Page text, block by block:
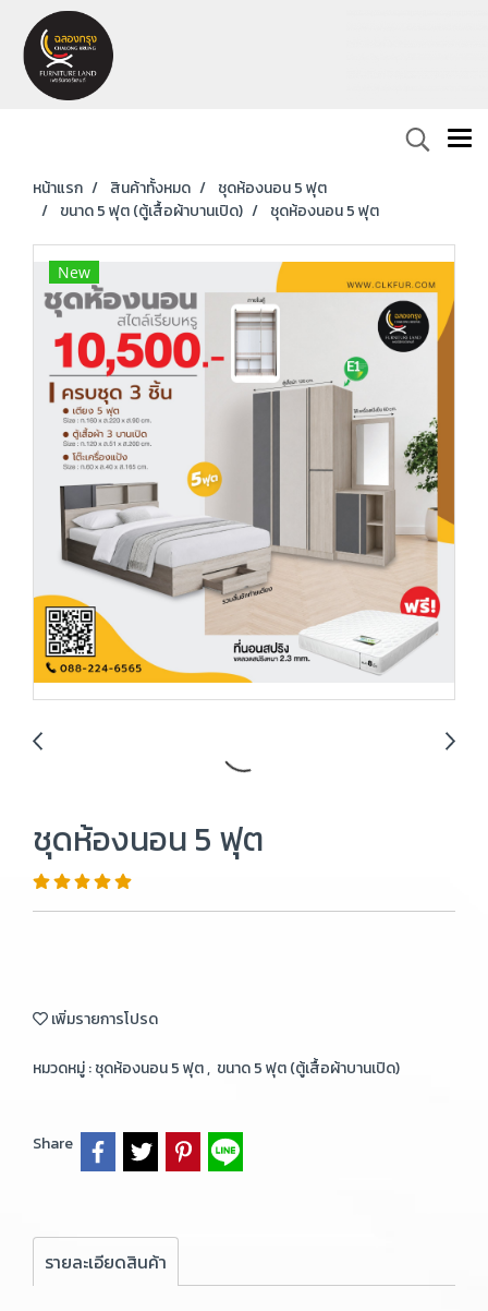
หน้าแรก สินค้าทั้งหมด
ชุดห้องนอน 5 ฟุต
ขนาด 5 ฟุต (ตู้เสื้อผ้าบานเปิด)
ชุดห้องนอน 5 ฟุต
New
ชุดห้องนอน 5 ฟุต
เพิ่มรายการโปรด
หมวดหมู่ :ชุดห้องนอน 5 ฟุต, ขนาด 5 ฟุต (ตู้เสื้อผ้าบานเปิด)
Share
รายละเอียดสินค้า